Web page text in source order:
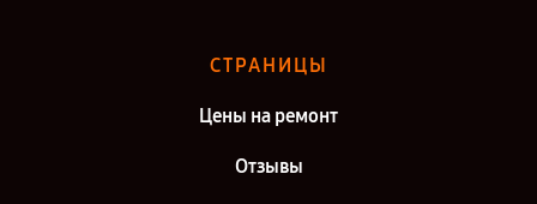
СТРАНИЦЫ
Цены на ремонт
Отзывы